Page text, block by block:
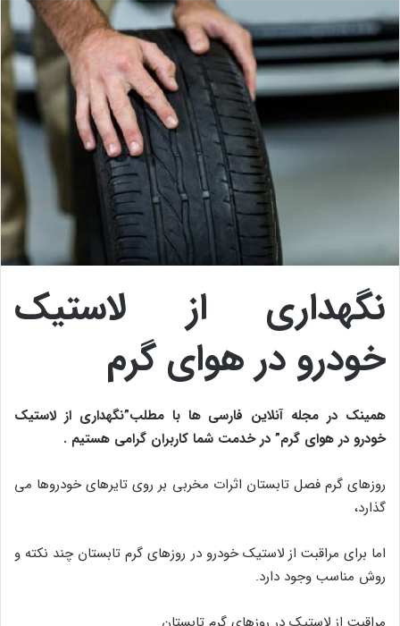
نگهداری از لاستیک
خودرو در هوای گرم
همینک در مجله آنلاین فارسی ها با مطلب”نگهداری از لاستیک
خودرو در هوای گرم” در خدمت شما کاربران گرامی هستیم .
روزهای گرم فصل تابستان اثرات مخربی بر روی تایرهای خودروها می
گذارد،
اما برای مراقبت از لاستیک خودرو در روزهای گرم تابستان چند نکته و
روش مناسب وجود دارد.